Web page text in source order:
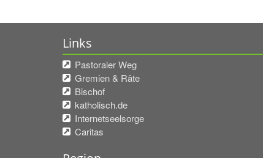
Links
Pastoraler Weg
Gremien & Räte
Bischof
katholisch.de
Internetseelsorge
Caritas